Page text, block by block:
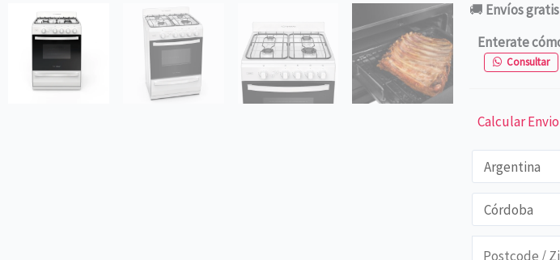
cantidad
🚚 Envíos gratis
Enterate
Consultar
Calcular Envio